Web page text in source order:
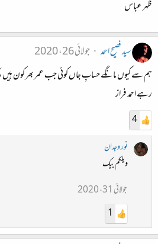
ظہر عباس
سید فصیح احمد
جولائی 26، 2020
ہم سے کیوں مانگے حسابِ جاں کوئی جب عمر بھر کون ہیں،
رہے احمد فراز
4
نور وجدان
ویلکم بیک
جولائی 31، 2020
1